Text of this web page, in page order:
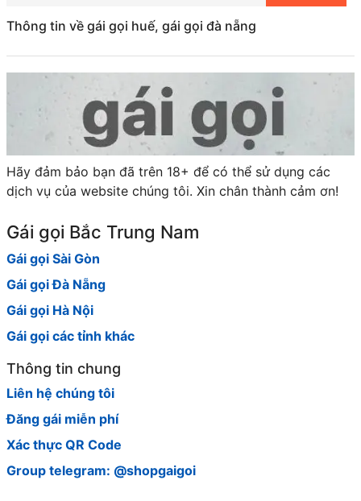
Thông tin về gái gọi huế, gái gọi đà nẵng
Hãy đảm bảo bạn đã trên 18+ để có thể sử dụng các
dịch vụ của website chúng tôi. Xin chân thành cảm ơn!
Gái gọi Bắc Trung Nam
Gái gọi Sài Gòn
Gái gọi Đà Nẵng
Gái gọi Hà Nội
Gái gọi các tỉnh khác
Thông tin chung
Liên hệ chúng tôi
Đăng gái miễn phí
Xác thực QR Code
Group telegram: @shopgaigoi